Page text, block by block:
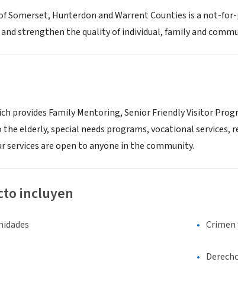
Somerset, Hunterdon and Warrent Counties is a not-
strengthen the quality of individual, family and
provides Family Mentoring, Senior Friendly Visitor
the elderly, special needs programs, vocational
services are open to anyone in the community.
incluyen
Crimen